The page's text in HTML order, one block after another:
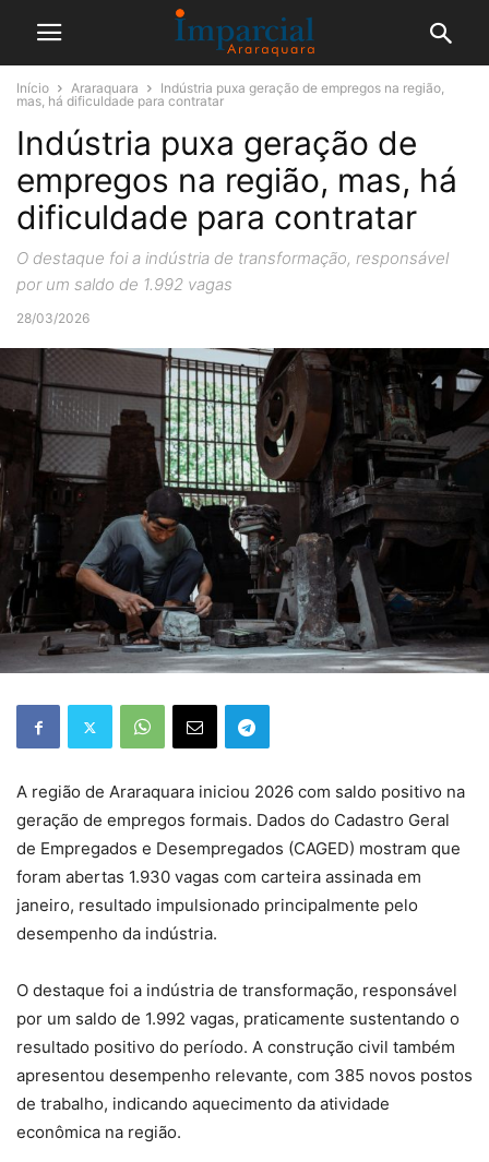
Início Araraquara
Indústria puxa geração de empregos na região,
mas, há dificuldade para contratar
Indústria puxa geração de
empregos na região, mas, há
dificuldade para contratar
O destaque foi a indústria de transformação, responsável
por um saldo de 1.992 vagas
28/03/2026
A região de Araraquara iniciou 2026 com saldo positivo na
geração de empregos formais. Dados do Cadastro Geral
de Empregados e Desempregados (CAGED) mostram que
foram abertas 1.930 vagas com carteira assinada em
janeiro, resultado impulsionado principalmente pelo
desempenho da indústria.
O destaque foi a indústria de transformação, responsável
por um saldo de 1.992 vagas, praticamente sustentando o
resultado positivo do período. A construção civil também
apresentou desempenho relevante, com 385 novos postos
de trabalho, indicando aquecimento da atividade
econômica na região.